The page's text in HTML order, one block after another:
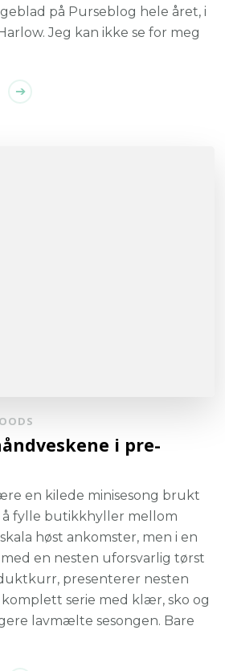
på Purseblog hele året, i
Jeg kan ikke se for meg
i pre-
en kilede minisesong brukt
å fylle butikkhyller mellom
høst ankomster, men i en
en nesten uforsvarlig tørst
presenterer nesten
serie med klær, sko og
lavmælte sesongen. Bare